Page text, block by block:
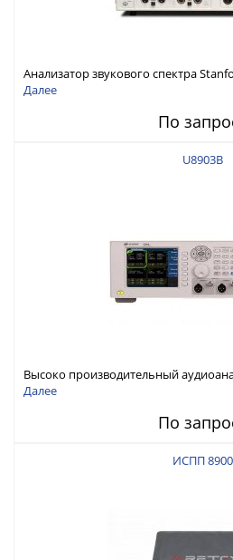
Анализатор звукового спектра
Далее
По
U8903B
Высоко производительный
Далее
По
ИСПП 8900